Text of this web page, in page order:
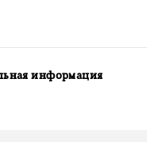
информация